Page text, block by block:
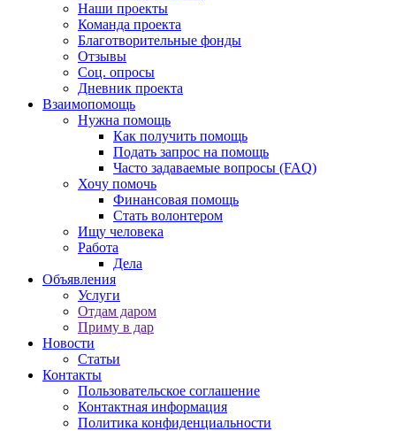
Наши проекты
Команда проекта
Благотворительные фонды
Отзывы
Соц. опросы
Дневник проекта
Взаимопомощь
Нужна помощь
Как получить помощь
Подать запрос на помощь
Часто задаваемые вопросы (FAQ)
Хочу помочь
Финансовая помощь
Стать волонтером
Ищу человека
Работа
Дела
Объявления
Услуги
Отдам даром
Приму в дар
Новости
Статьи
Контакты
Пользовательское соглашение
Контактная информация
Политика конфиденциальности